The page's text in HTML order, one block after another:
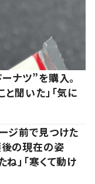
ナツ”を購入。
聞いた」「気に
ジ前で見つけた
の現在の姿
」「寒くて動け